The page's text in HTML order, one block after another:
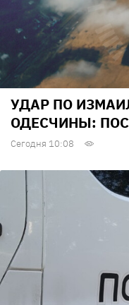
УДАР ПО
ОДЕСЧИНЫ:
Сегодня 10:08